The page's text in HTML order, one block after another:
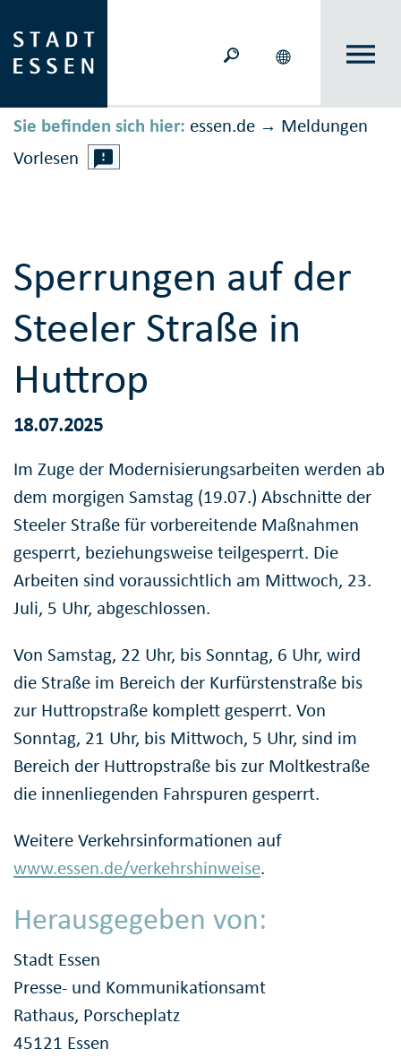
Sie befinden sich hier: essen.de → Meldungen
Vorlesen
Sperrungen auf der
Steeler Straße in
Huttrop
18.07.2025
Im Zuge der Modernisierungsarbeiten werden ab
dem morgigen Samstag (19.07.) Abschnitte der
Steeler Straße für vorbereitende Maßnahmen
gesperrt, beziehungsweise teilgesperrt. Die
Arbeiten sind voraussichtlich am Mittwoch, 23.
Juli, 5 Uhr, abgeschlossen.
Von Samstag, 22 Uhr, bis Sonntag, 6 Uhr, wird
die Straße im Bereich der Kurfürstenstraße bis
zur Huttropstraße komplett gesperrt. Von
Sonntag, 21 Uhr, bis Mittwoch, 5 Uhr, sind im
Bereich der Huttropstraße bis zur Moltkestraße
die innenliegenden Fahrspuren gesperrt.
Weitere Verkehrsinformationen auf
www.essen.de/verkehrshinweise.
Herausgegeben von:
Stadt Essen
Presse- und Kommunikationsamt
Rathaus, Porscheplatz
45121 Essen